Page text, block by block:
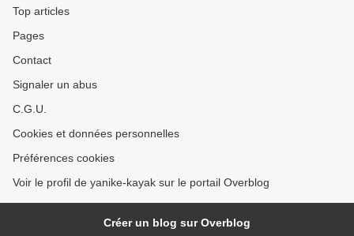
Top articles
Pages
Contact
Signaler un abus
C.G.U.
Cookies et données personnelles
Préférences cookies
Voir le profil de yanike-kayak sur le portail Overblog
Créer un blog sur Overblog